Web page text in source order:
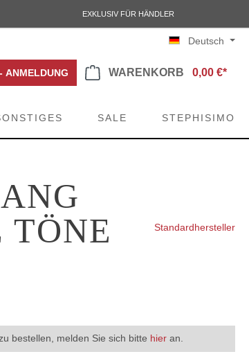
EXKLUSIV FÜR HÄNDLER
Deutsch
ANMELDUNG WARENKORB 0,00 €*
SALE STEPHISIMO
Standardhersteller
bestellen, melden Sie sich bitte hier an.